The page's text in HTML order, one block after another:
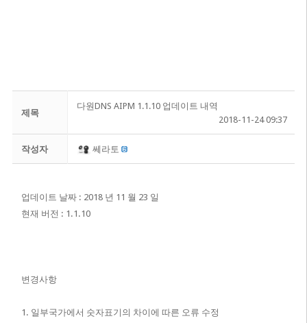
제목
다원DNS AIPM 1.1.10 업데이트 내역
2018-11-24 09:37
작성자 쎄라토
업데이트 날짜 : 2018 년 11 월 23 일
현재 버전 : 1.1.10
변경사항
1. 일부국가에서 숫자표기의 차이에 따른 오류 수정